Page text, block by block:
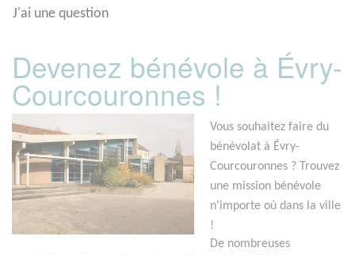
J'ai une question
Devenez bénévole à Évry-
Courcouronnes !
Vous souhaitez faire du
bénévolat à Évry-
Courcouronnes ? Trouvez
une mission bénévole
n'importe où dans la ville
!
De nombreuses